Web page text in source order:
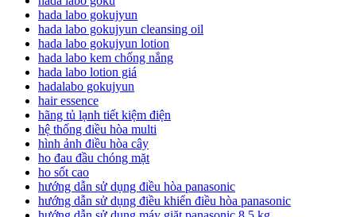
hada labo gokujyun
hada labo gokujyun cleansing oil
hada labo gokujyun lotion
hada labo kem chống nắng
hada labo lotion giá
hadalabo gokujyun
hair essence
hãng tủ lạnh tiết kiệm điện
hệ thống điều hòa multi
hình ảnh điều hòa cây
ho đau đầu chóng mặt
ho sốt cao
hướng dẫn sử dụng điều hòa panasonic
hướng dẫn sử dụng điều khiển điều hòa panasonic